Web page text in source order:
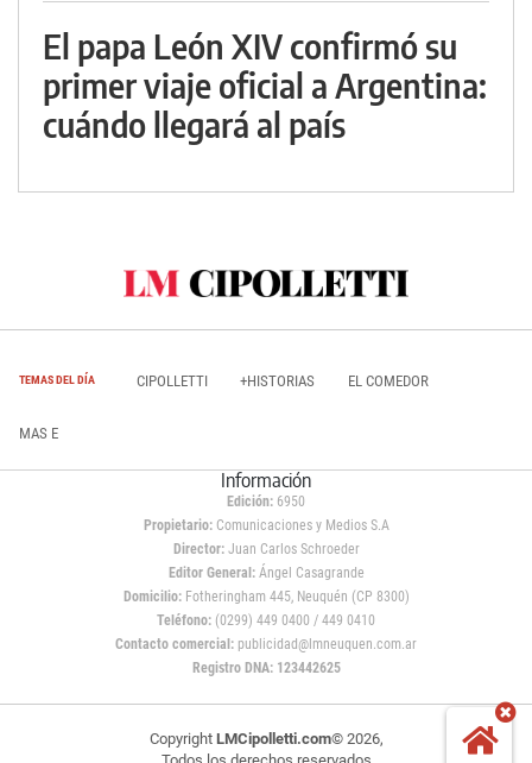
El papa León XIV confirmó su
primer viaje oficial a Argentina:
cuándo llegará al país
TEMAS DEL DÍA CIPOLLETTI +HISTORIAS EL COMEDOR
MAS E
Información
Edición: 6950
Propietario:Comunicaciones y Medios S.A
Director: Juan Carlos Schroeder
Editor General:Ángel Casagrande
Domicilio:Fotheringham 445, Neuquén (CP 8300)
Teléfono: (0299) 449 0400 / 449 0410
Contacto comercial: publicidad@lmneuquen.com.ar
Registro DNA: 123442625
Copyright LMCipolletti.com© 2026,